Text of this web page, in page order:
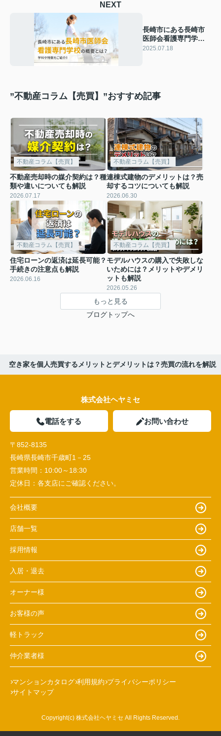
NEXT
長崎市にある長崎市
医師会看護専門学校
の概要とは？学科や
2025.07.18
”不動産コラム【売買】”おすすめ記事
不動産コラム【売買】
不動産売却時の媒介契約は？種
類や違いについても解説
2026.07.17
不動産コラム【売買】
連棟式建物のデメリットは？売
却するコツについても解説
2026.06.30
不動産コラム【売買】
住宅ローンの返済は延長可能？
手続きの注意点も解説
2026.06.16
不動産コラム【売買】
モデルハウスの購入で失敗しな
いためには？メリットやデメリ
ットも解説
2026.05.26
もっと見る
ブログトップへ
空き家を個人売買するメリットとデメリットは？売買の流れを解説
株式会社ヘヤミセ
電話をする お問い合わせ
〒852-8135
長崎県長崎市千歳町1－25
営業時間： 10:00～18:30
定休日： 各支店にご確認ください。
会社概要
店舗一覧
採用情報
入居・退去
オーナー様
お客様の声
軽トラック
仲介業者様
マンションカタログ 利用規約 プライバシーポリシー
サイトマップ
Copyright(c) 株式会社ヘヤミセ All Rights Reserved.